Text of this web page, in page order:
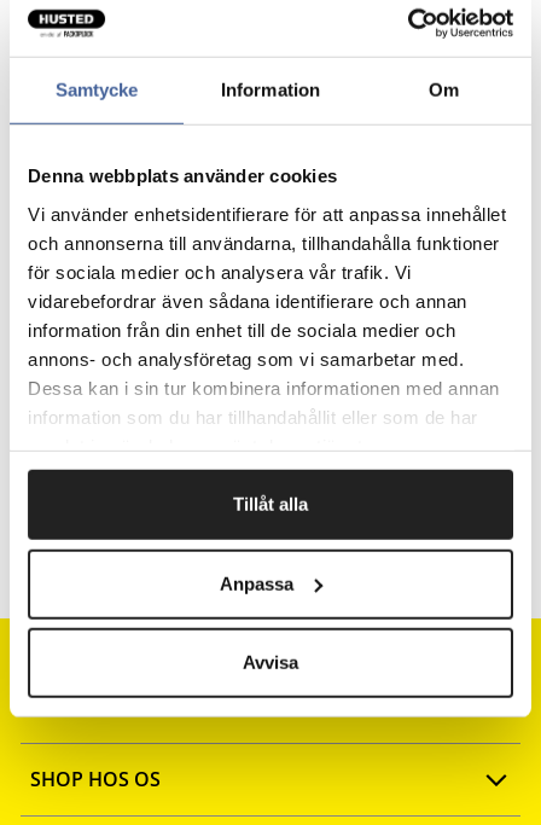
Samtycke Information Om
Denna webbplats använder cookies
Vi använder enhetsidentifierare för att anpassa innehållet
och annonserna till användarna, tillhandahålla funktioner
för sociala medier och analysera vår trafik. Vi
vidarebefordrar även sådana identifierare och annan
information från din enhet till de sociala medier och
annons- och analysföretag som vi samarbetar med.
Dessa kan i sin tur kombinera informationen med annan
information som du har tillhandahållit eller som de har
Tillåt alla
Anpassa
Avvisa
Fragtfrit når du handler for 1.900,-
Afsendelse samme dag ved bestilling
inden kl 10
Artikelnr. Bredde cm
7860135 35
7860150 50
SHOP HOS OS